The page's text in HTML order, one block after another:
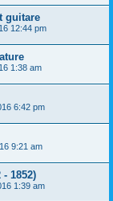
guitare
12:44 pm
1:38 am
6:42 pm
9:21 am
- 1852)
1:39 am